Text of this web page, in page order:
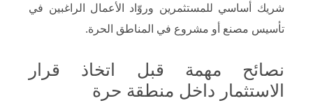
شريك أساسي للمستثمرين وروّاد الأعمال الراغبين في
تأسيس مصنع أو مشروع في المناطق الحرة.
نصائح مهمة قبل اتخاذ قرار
الاستثمار داخل منطقة حرة